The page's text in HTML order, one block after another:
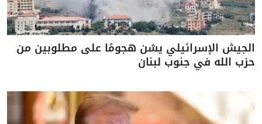
الجيش الإسرائيلي يشن هجومًا على مطلوبين من
حزب الله في جنوب لبنان